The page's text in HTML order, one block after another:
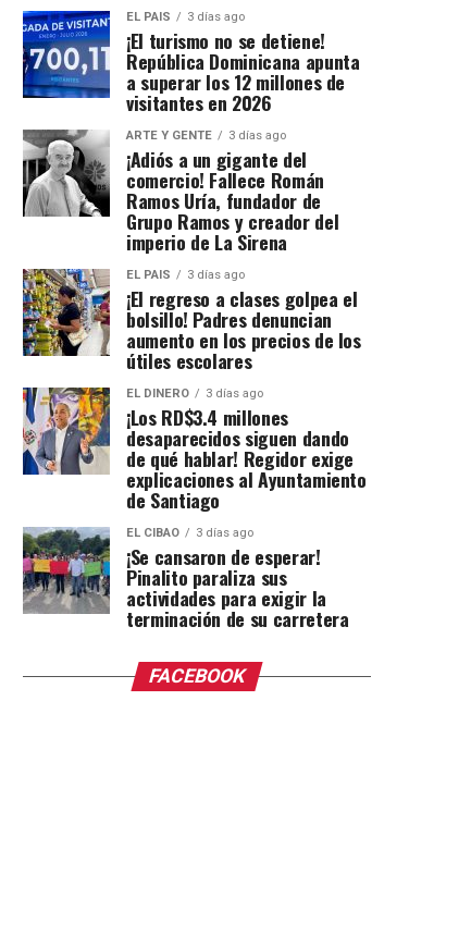
EL PAIS 3 días ago
¡El turismo no se detiene!
República Dominicana apunta
a superar los 12 millones de
visitantes en 2026
ARTE Y GENTE 3 días ago
¡Adiós a un gigante del
comercio! Fallece Román
Ramos Uría, fundador de
Grupo Ramos y creador del
imperio de La Sirena
EL PAIS 3 días ago
¡El regreso a clases golpea el
bolsillo! Padres denuncian
aumento en los precios de los
útiles escolares
EL DINERO 3 días ago
¡Los RD$3.4 millones
desaparecidos siguen dando
de qué hablar! Regidor exige
explicaciones al Ayuntamiento
de Santiago
EL CIBAO 3 días ago
¡Se cansaron de esperar!
Pinalito paraliza sus
actividades para exigir la
terminación de su carretera
FACEBOOK